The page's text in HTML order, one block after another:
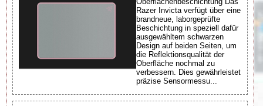
Razer Invicta verfügt über eine
brandneue, laborgeprüfte
Beschichtung in speziell dafür
ausgewähltem schwarzen
Design auf beiden Seiten, um
die Reflektionsqualität der
Oberfläche nochmal zu
verbessern. Dies gewährleistet
präzise Sensormessu...